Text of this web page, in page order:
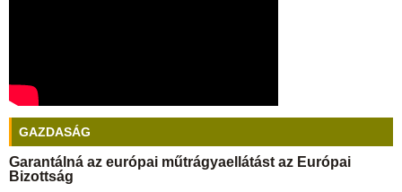
GAZDASÁG
Garantálná az európai műtrágyaellátást az Európai
Bizottság